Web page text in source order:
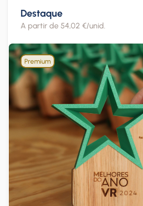
Destaque
A partir de 54,02 €/unid.
Premium